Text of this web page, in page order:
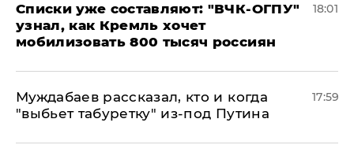
Списки уже составляют: "ВЧК-ОГПУ"
узнал, как Кремль хочет
мобилизовать 800 тысяч россиян
18:01
Муждабаев рассказал, кто и когда
"выбьет табуретку" из-под Путина
17:59